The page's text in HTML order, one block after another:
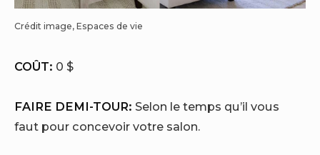
Crédit image, Espaces de vie
COÛT: 0 $
FAIRE DEMI-TOUR: Selon le temps qu’il vous
faut pour concevoir votre salon.